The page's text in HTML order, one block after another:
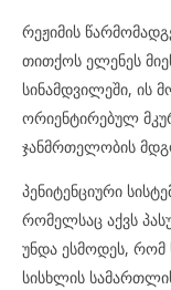
რეჟიმის
თითქოს ელენეს
სინამდვილეში, ის
ორიენტირებულ
ჯანმრთელობის
პენიტენციური
რომელსაც აქვს
უნდა ესმოდეს, რომ
სისხლის